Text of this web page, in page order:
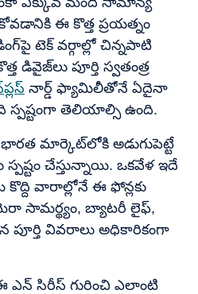
ఈ కొత్త ప్రయత్నం
టెక్ వర్గాల్లో చిన్నపాటి
డివైజ్‌లు పూర్తి స్వతంత్ర
నార్డ్ ఫ్యామిలీతోనే ఏదైనా
తెలియాల్సి ఉంది.
భారత మార్కెట్​లోకి అడుగుపెట్టే
చేస్తున్నాయి. ఒకవేళ ఇదే
వారాల్లోనే ఈ ఫోన్లకు
సామర్థ్యం, బ్యాటరీ లైఫ్,
పూర్తి వివరాలు అధికారికంగా
ఈ ఎన్ సిరీస్ గురించి ఎలాంటి